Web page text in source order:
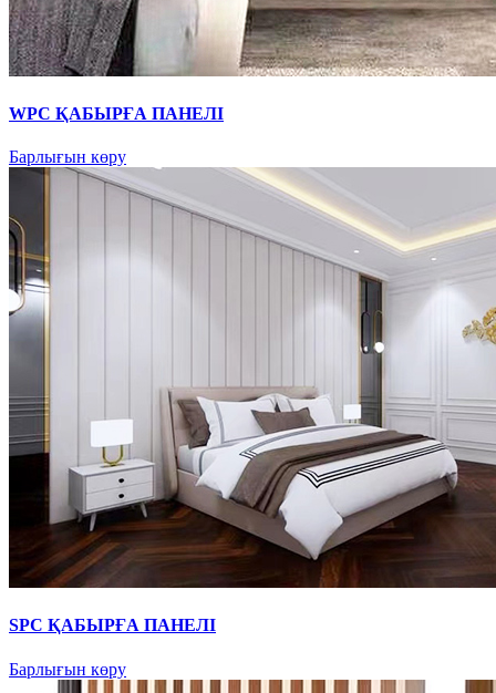
WPC ҚАБЫРҒА ПАНЕЛІ
Барлығын көру
SPC ҚАБЫРҒА ПАНЕЛІ
Барлығын көру